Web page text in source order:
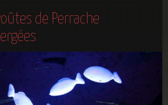
de Perrache